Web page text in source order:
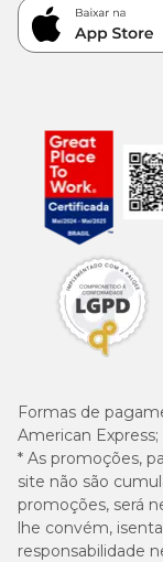
Formas de
American
* As promoções,
site não são
promoções, será
lhe convém,
responsabilidade